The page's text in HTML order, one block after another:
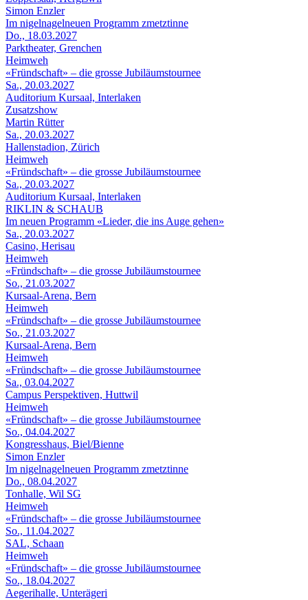
Simon Enzler
Im nigelnagelneuen Programm zmetztinne
Do., 18.03.2027
Parktheater, Grenchen
Heimweh
«Fründschaft» – die grosse Jubiläumstournee
Sa., 20.03.2027
Auditorium Kursaal, Interlaken
Zusatzshow
Martin Rütter
Sa., 20.03.2027
Hallenstadion, Zürich
Heimweh
«Fründschaft» – die grosse Jubiläumstournee
Sa., 20.03.2027
Auditorium Kursaal, Interlaken
RIKLIN & SCHAUB
Im neuen Programm «Lieder, die ins Auge gehen»
Sa., 20.03.2027
Casino, Herisau
Heimweh
«Fründschaft» – die grosse Jubiläumstournee
So., 21.03.2027
Kursaal-Arena, Bern
Heimweh
«Fründschaft» – die grosse Jubiläumstournee
So., 21.03.2027
Kursaal-Arena, Bern
Heimweh
«Fründschaft» – die grosse Jubiläumstournee
Sa., 03.04.2027
Campus Perspektiven, Huttwil
Heimweh
«Fründschaft» – die grosse Jubiläumstournee
So., 04.04.2027
Kongresshaus, Biel/Bienne
Simon Enzler
Im nigelnagelneuen Programm zmetztinne
Do., 08.04.2027
Tonhalle, Wil SG
Heimweh
«Fründschaft» – die grosse Jubiläumstournee
So., 11.04.2027
SAL, Schaan
Heimweh
«Fründschaft» – die grosse Jubiläumstournee
So., 18.04.2027
Aegerihalle, Unterägeri